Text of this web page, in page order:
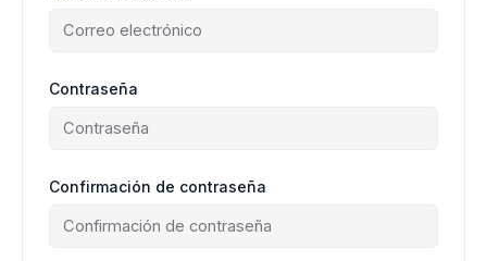
Contraseña
Confirmación de contraseña